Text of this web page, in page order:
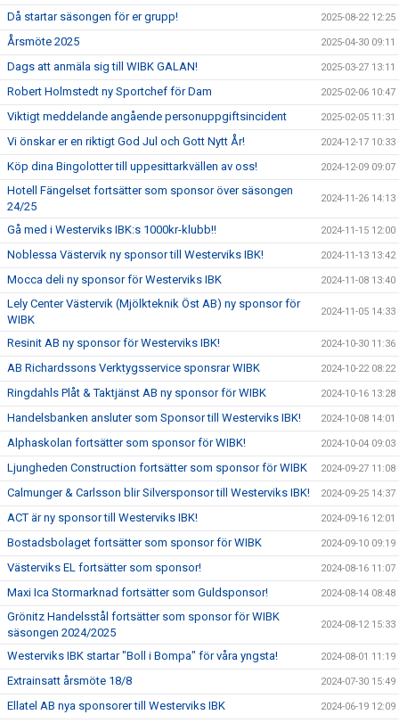
Då startar säsongen för er grupp! 2025-08-22 12:25
Årsmöte 2025 2025-04-30 09:11
Dags att anmäla sig till WIBK GALAN! 2025-03-27 13:11
Robert Holmstedt ny Sportchef för Dam 2025-02-06 10:47
Viktigt meddelande angående personuppgiftsincident 2025-02-05 11:31
Vi önskar er en riktigt God Jul och Gott Nytt År! 2024-12-17 10:33
Köp dina Bingolotter till uppesittarkvällen av oss! 2024-12-09 09:07
Hotell Fängelset fortsätter som sponsor över säsongen
24/25
2024-11-26 14:13
Gå med i Westerviks IBK:s 1000kr-klubb!! 2024-11-15 12:00
Noblessa Västervik ny sponsor till Westerviks IBK! 2024-11-13 13:42
Mocca deli ny sponsor för Westerviks IBK 2024-11-08 13:40
Lely Center Västervik (Mjölkteknik Öst AB) ny sponsor för
WIBK
2024-11-05 14:33
Resinit AB ny sponsor för Westerviks IBK! 2024-10-30 11:36
AB Richardssons Verktygsservice sponsrar WIBK 2024-10-22 08:22
Ringdahls Plåt & Taktjänst AB ny sponsor för WIBK 2024-10-16 13:28
Handelsbanken ansluter som Sponsor till Westerviks IBK! 2024-10-08 14:01
Alphaskolan fortsätter som sponsor för WIBK! 2024-10-04 09:03
Ljungheden Construction fortsätter som sponsor för WIBK 2024-09-27 11:08
Calmunger & Carlsson blir Silversponsor till Westerviks IBK! 2024-09-25 14:37
ACT är ny sponsor till Westerviks IBK! 2024-09-16 12:01
Bostadsbolaget fortsätter som sponsor för WIBK 2024-09-10 09:19
Västerviks EL fortsätter som sponsor! 2024-08-16 11:07
Maxi Ica Stormarknad fortsätter som Guldsponsor! 2024-08-14 08:48
Grönitz Handelsstål fortsätter som sponsor för WIBK
säsongen 2024/2025
2024-08-12 15:33
Westerviks IBK startar "Boll i Bompa" för våra yngsta! 2024-08-01 11:19
Extrainsatt årsmöte 18/8 2024-07-30 15:49
Ellatel AB nya sponsorer till Westerviks IBK 2024-06-19 12:09